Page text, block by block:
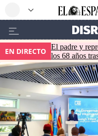
EN DIRECTO El padre y
los 68 años